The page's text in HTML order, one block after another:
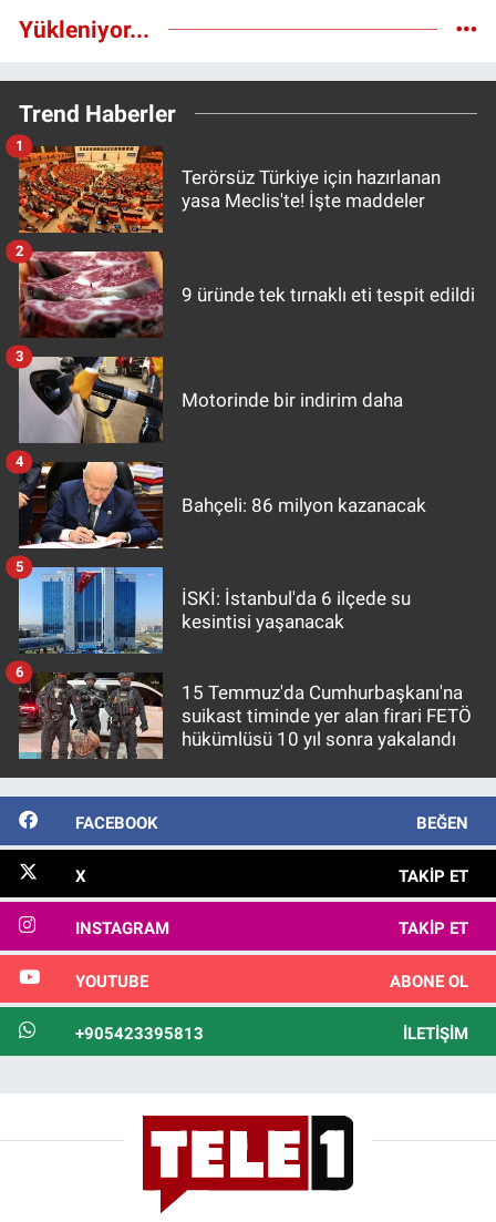
Yükleniyor...
Trend Haberler
Terörsüz Türkiye için hazırlanan
yasa Meclis'te! İşte maddeler
1
9 üründe tek tırnaklı eti tespit edildi
2
Motorinde bir indirim daha
3
Bahçeli: 86 milyon kazanacak
4
İSKİ: İstanbul'da 6 ilçede su
kesintisi yaşanacak
5
15 Temmuz'da Cumhurbaşkanı'na
suikast timinde yer alan firari FETÖ
hükümlüsü 10 yıl sonra yakalandı
6
FACEBOOK BEĞEN
X TAKIP ET
INSTAGRAM TAKIP ET
YOUTUBE ABONE OL
+905423395813 İLETIŞIM